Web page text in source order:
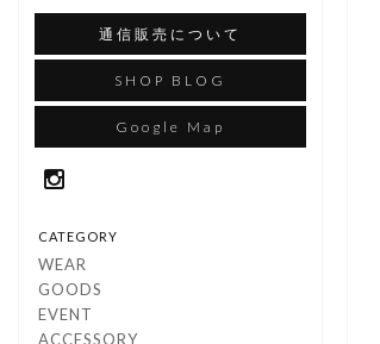
通信販売について
SHOP BLOG
Google Map
CATEGORY
WEAR
GOODS
EVENT
ACCESSORY